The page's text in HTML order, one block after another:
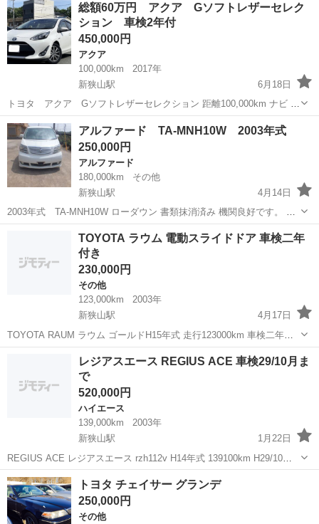
総額60万円 アクア Gソフトレザーセレク
ション 車検2年付
450,000円
アクア
100,000km
2017年
新狭山駅
6月18日
トヨタ アクア Gソフトレザーセレクション 距離100,000km ナビ バ
ックカメラ クルーズコントロール ETC 5人乗り ハイブリッド・燃費
重視の方に大人気のアクアのご紹介です 特価に付き、成約次...
埼玉 狭山市
アルファード TA-MNH10W 2003年式
250,000円
アルファード
180,000km
その他
新狭山駅
4月14日
2003年式 TA-MNH10W ローダウン 書類抹消済み 機関良好です。 プ
ロフィール必ず見て下さい。 現状販売になります。 引き渡し後はノー
クレーム、ノーリターンにてお願い致します。いかなる場合でも返金
は致し...
アルファード
TOYOTA ラウム 電動スライドドア 車検二年
付き
230,000円
その他
123,000km
2003年
新狭山駅
4月17日
TOYOTA RAUM ラウム ゴールドH15年式 走行123000km 車検二年付
き 電動スライドドア バックカメラ ¥23万円 乗って帰る場合は別途で
預かり金頂きます。 埼玉県狭山市からです。 試乗、現車確認出来...
レジアスエース REGIUS ACE 車検29/10月ま
で
520,000円
ハイエース
139,000km
2003年
新狭山駅
1月22日
REGIUS ACE レジアスエース rzh112v H14年式 139100km H29/10月
まで ガソリン車です。 カタログ記録簿あり ¥520000 その他、名義変
更までの預かり金 別途 3万円かかります。 埼...
埼玉 狭山市 新狭山駅 ハイエース レジアスエース
トヨタ チェイサー グランデ
250,000円
その他